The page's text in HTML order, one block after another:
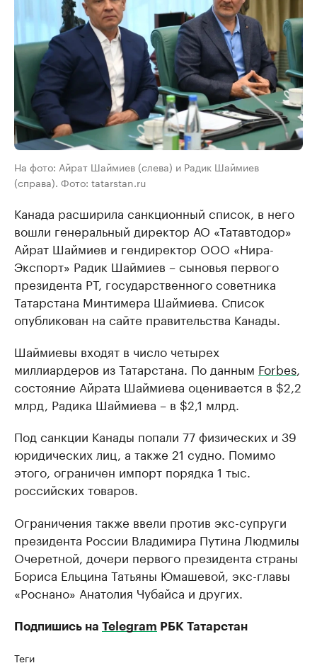
На фото: Айрат Шаймиев (слева) и Радик Шаймиев
(справа). Фото: tatarstan.ru
Канада расширила санкционный список, в него
вошли генеральный директор АО «Татавтодор»
Айрат Шаймиев и гендиректор ООО «Нира-
Экспорт» Радик Шаймиев – сыновья первого
президента РТ, государственного советника
Татарстана Минтимера Шаймиева. Список
опубликован на сайте правительства Канады.
Шаймиевы входят в число четырех
миллиардеров из Татарстана. По данным Forbes
состояние Айрата Шаймиева оценивается в $2,2
млрд, Радика Шаймиева – в $2,1 млрд.
Под санкции Канады попали 77 физических и 39
юридических лиц, а также 21 судно. Помимо
этого, ограничен импорт порядка 1 тыс.
российских товаров.
Ограничения также ввели против экс-супруги
президента России Владимира Путина Людмилы
Очеретной, дочери первого президента страны
Бориса Ельцина Татьяны Юмашевой, экс-главы
«Роснано» Анатолия Чубайса и других.
Подпишись на Telegram РБК Татарстан
Теги